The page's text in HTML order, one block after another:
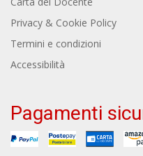
Privacy & Cookie Policy
Termini e condizioni
Accessibilità
Pagamenti